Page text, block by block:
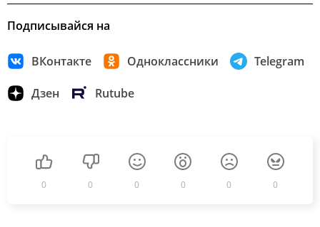
Подписывайся на
ВКонтакте Одноклассники Telegram
Дзен Rutube
0 0 0 0 0 0